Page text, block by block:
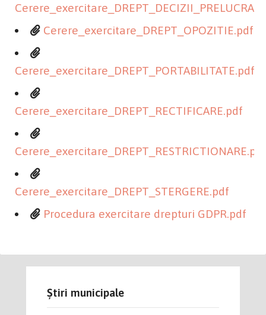
Cerere_exercitare_DREPT_OPOZITIE.pdf
Cerere_exercitare_DREPT_PORTABILITATE.pdf
Cerere_exercitare_DREPT_RECTIFICARE.pdf
Cerere_exercitare_DREPT_RESTRICTIONARE.pdf
Cerere_exercitare_DREPT_STERGERE.pdf
Procedura exercitare drepturi GDPR.pdf
Știri municipale